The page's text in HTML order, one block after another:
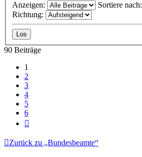
Anzeigen:
Sortiere nach:
Richtung:
90 Beiträge
1
2
3
4
5
6
Zurück zu „Bundesbeamte“